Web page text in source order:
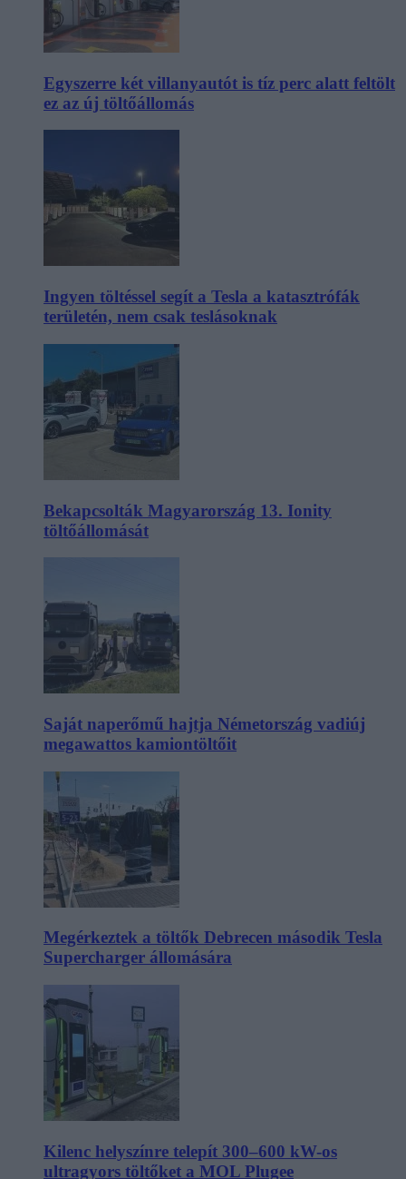
Egyszerre két villanyautót is tíz perc alatt feltölt
ez az új töltőállomás
Ingyen töltéssel segít a Tesla a katasztrófák
területén, nem csak teslásoknak
Bekapcsolták Magyarország 13. Ionity
töltőállomását
Saját naperőmű hajtja Németország vadiúj
megawattos kamiontöltőit
Megérkeztek a töltők Debrecen második Tesla
Supercharger állomására
Kilenc helyszínre telepít 300–600 kW-os
ultragyors töltőket a MOL Plugee